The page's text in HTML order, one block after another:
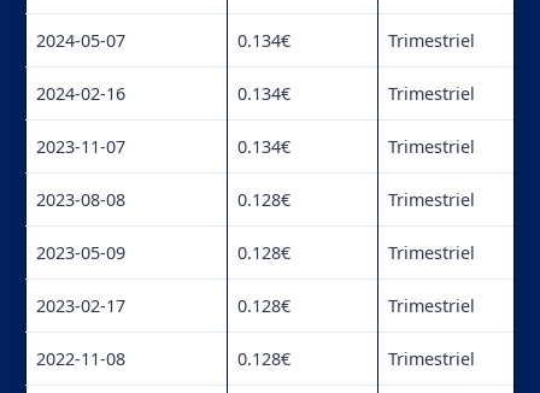
2024-05-07 0.134€ Trimestriel
2024-02-16 0.134€ Trimestriel
2023-11-07 0.134€ Trimestriel
2023-08-08 0.128€ Trimestriel
2023-05-09 0.128€ Trimestriel
2023-02-17 0.128€ Trimestriel
2022-11-08 0.128€ Trimestriel